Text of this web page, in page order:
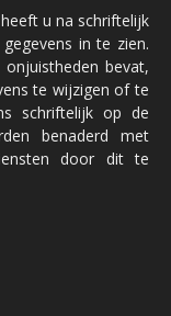
u na schriftelijk
in te zien.
bevat,
te wijzigen of te
schriftelijk op de
benaderd met
door dit te